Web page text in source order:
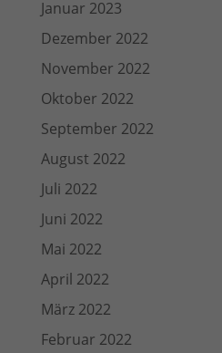
Januar 2023
Dezember 2022
November 2022
Oktober 2022
September 2022
August 2022
Juli 2022
Juni 2022
Mai 2022
April 2022
März 2022
Februar 2022